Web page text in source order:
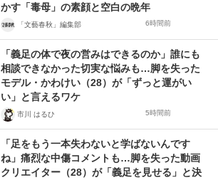
かす「毒母」の素顔と空白の晩年
「文藝春秋」編集部 6時間前
「義足の体で夜の営みはできるのか」誰にも
相談できなかった切実な悩みも…脚を失った
モデル・かわけい（28）が「ずっと運がい
い」と言えるワケ
市川 はるひ 5時間前
「足をもう一本失わないと学ばないんです
ね」痛烈な中傷コメントも…脚を失った動画
クリエイター（28）が「義足を見せる」と決